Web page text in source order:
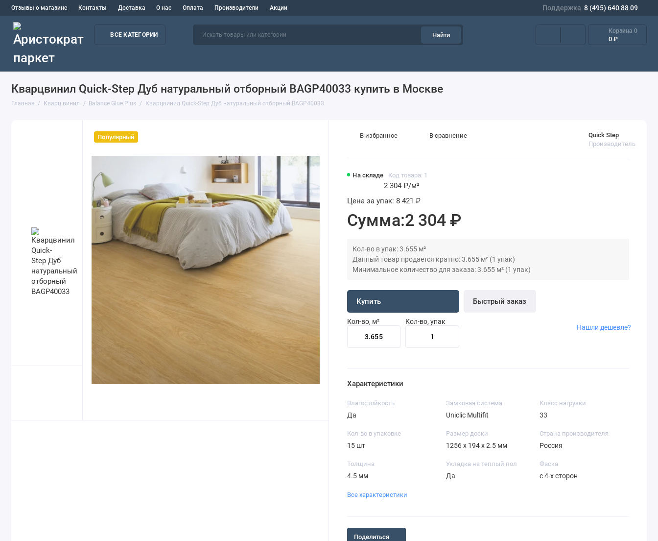
Отзывы о магазине Контакты Доставка О нас Оплата Производители Акции Поддержка 8 (495) 640 88 09
ВСЕ КАТЕГОРИИ Найти
Корзина 0
0 ₽
Кварцвинил Quick-Step Дуб натуральный отборный BAGP40033 купить в Москве
Главная Кварц винил Balance Glue Plus Кварцвинил Quick-Step Дуб натуральный отборный BAGP40033
Популярный
На складе Код товара: 1
Quick Step
Производитель
2 304 ₽/м²
Цена за упак: 8 421 ₽
Сумма:2 304 ₽
Кол-во в упак: 3.655 м²
Данный товар продается кратно: 3.655 м² (1 упак)
Минимальное количество для заказа: 3.655 м² (1 упак)
Купить
Кол-во, м² Кол-во, упак
Быстрый заказ
Нашли дешевле?
В избранное В сравнение
Характеристики
Влагостойкость
Да
Замковая система
Uniclic Multifit
Класс нагрузки
33
Кол-во в упаковке
15 шт
Размер доски
1256 x 194 x 2.5 мм
Страна производителя
Россия
Толщина
4.5 мм
Укладка на теплый пол
Да
Фаска
с 4-х сторон
Все характеристики
Поделиться